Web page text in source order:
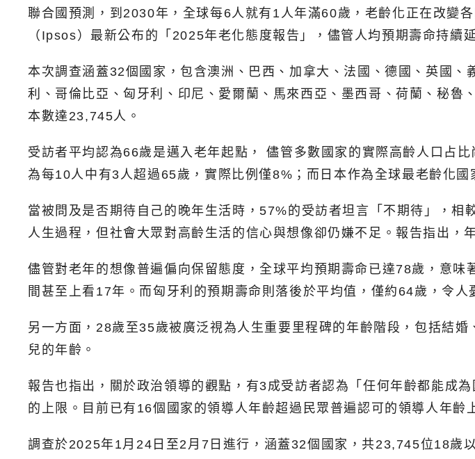
聯合國預測，到2030年，全球每6人就有1人年滿60歲，老齡化正在改變
（Ipsos）最新公布的「2025年老化態度報告」，儘管人均預期壽命持續
本次調查涵蓋32個國家，包含澳洲、巴西、加拿大、法國、德國、英國
利、哥倫比亞、匈牙利、印尼、愛爾蘭、馬來西亞、墨西哥、荷蘭、秘
本數達23,745人。
受訪者平均認為66歲是邁入老年起點， 儘管多數國家的實際高齡人口占
為每10人中有3人超過65歲，實際比例僅8%；而日本作為全球最老齡化國
當被問及是否期待自己的晚年生活時，57%的受訪者坦言「不期待」，
人生過程，但社會大眾對高齡生活的信心與想像卻仍嫌不足。報告指出，
儘管對老年的想像普遍偏向保留態度，全球平均預期壽命已達78歲，意
間甚至上看17年。而匈牙利的預期壽命則落後於平均值，僅約64歲，令人
另一方面，28歲至35歲被廣泛視為人生重要里程碑的年齡階段，包括結
兒的年齡。
報告也指出，關於政治領導的觀點，有3成受訪者認為「任何年齡都能成
的上限。目前已有16個國家的領導人年齡超過民眾普遍認可的領導人年齡
調查於2025年1月24日至2月7日進行，涵蓋32個國家，共23,745位18歲